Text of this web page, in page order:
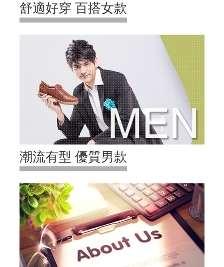
舒適好穿 百搭女款
潮流有型 優質男款